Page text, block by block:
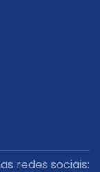
redes sociais: